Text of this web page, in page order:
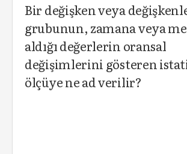
Bir değişken veya
grubunun, zamana veya
aldığı değerlerin oransal
değişimlerini gösteren
ölçüye ne ad verilir?